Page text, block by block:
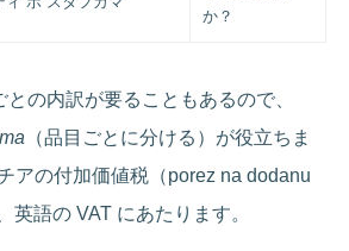
か？
の内訳が要ることもあるので、
（品目ごとに分ける）が役立ちま
アの付加価値税（porez na dodanu
英語の VAT にあたります。